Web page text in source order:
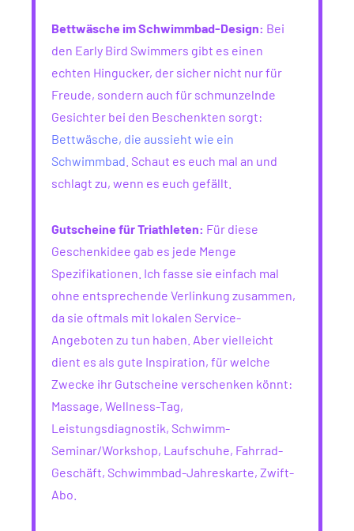
Bettwäsche im Schwimmbad-Design: Bei
den Early Bird Swimmers gibt es einen
echten Hingucker, der sicher nicht nur für
Freude, sondern auch für schmunzelnde
Gesichter bei den Beschenkten sorgt:
Bettwäsche, die aussieht wie ein
Schwimmbad . Schaut es euch mal an und
schlagt zu, wenn es euch gefällt.
Gutscheine für Triathleten: Für diese
Geschenkidee gab es jede Menge
Spezifikationen. Ich fasse sie einfach mal
ohne entsprechende Verlinkung zusammen,
da sie oftmals mit lokalen Service-
Angeboten zu tun haben. Aber vielleicht
dient es als gute Inspiration, für welche
Zwecke ihr Gutscheine verschenken könnt:
Massage, Wellness-Tag,
Leistungsdiagnostik, Schwimm-
Seminar/Workshop, Laufschuhe, Fahrrad-
Geschäft, Schwimmbad-Jahreskarte, Zwift-
Abo.